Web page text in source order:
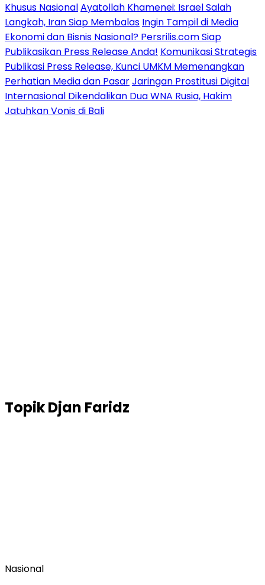
Khusus NasionalAyatollah Khamenei: Israel Salah
Langkah, Iran Siap Membalas Ingin Tampil di Media
Ekonomi dan Bisnis Nasional? Persrilis.com Siap
Publikasikan Press Release Anda! Komunikasi Strategis
Publikasi Press Release, Kunci UMKM Memenangkan
Perhatian Media dan PasarJaringan Prostitusi Digital
Internasional Dikendalikan Dua WNA Rusia, Hakim
Jatuhkan Vonis di Bali
TopikDjan Faridz
Nasional